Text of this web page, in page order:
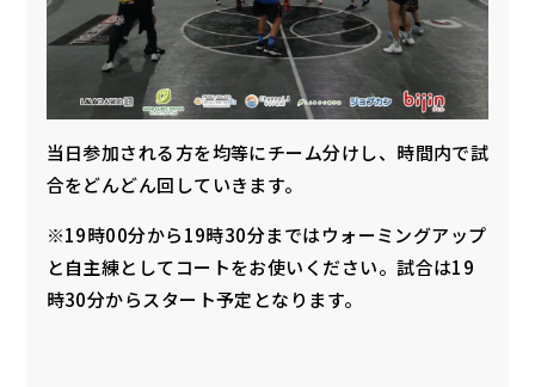
当日参加される方を均等にチーム分けし、時間内で試
合をどんどん回していきます。
※19時00分から19時30分まではウォーミングアップ
と自主練としてコートをお使いください。試合は19
時30分からスタート予定となります。